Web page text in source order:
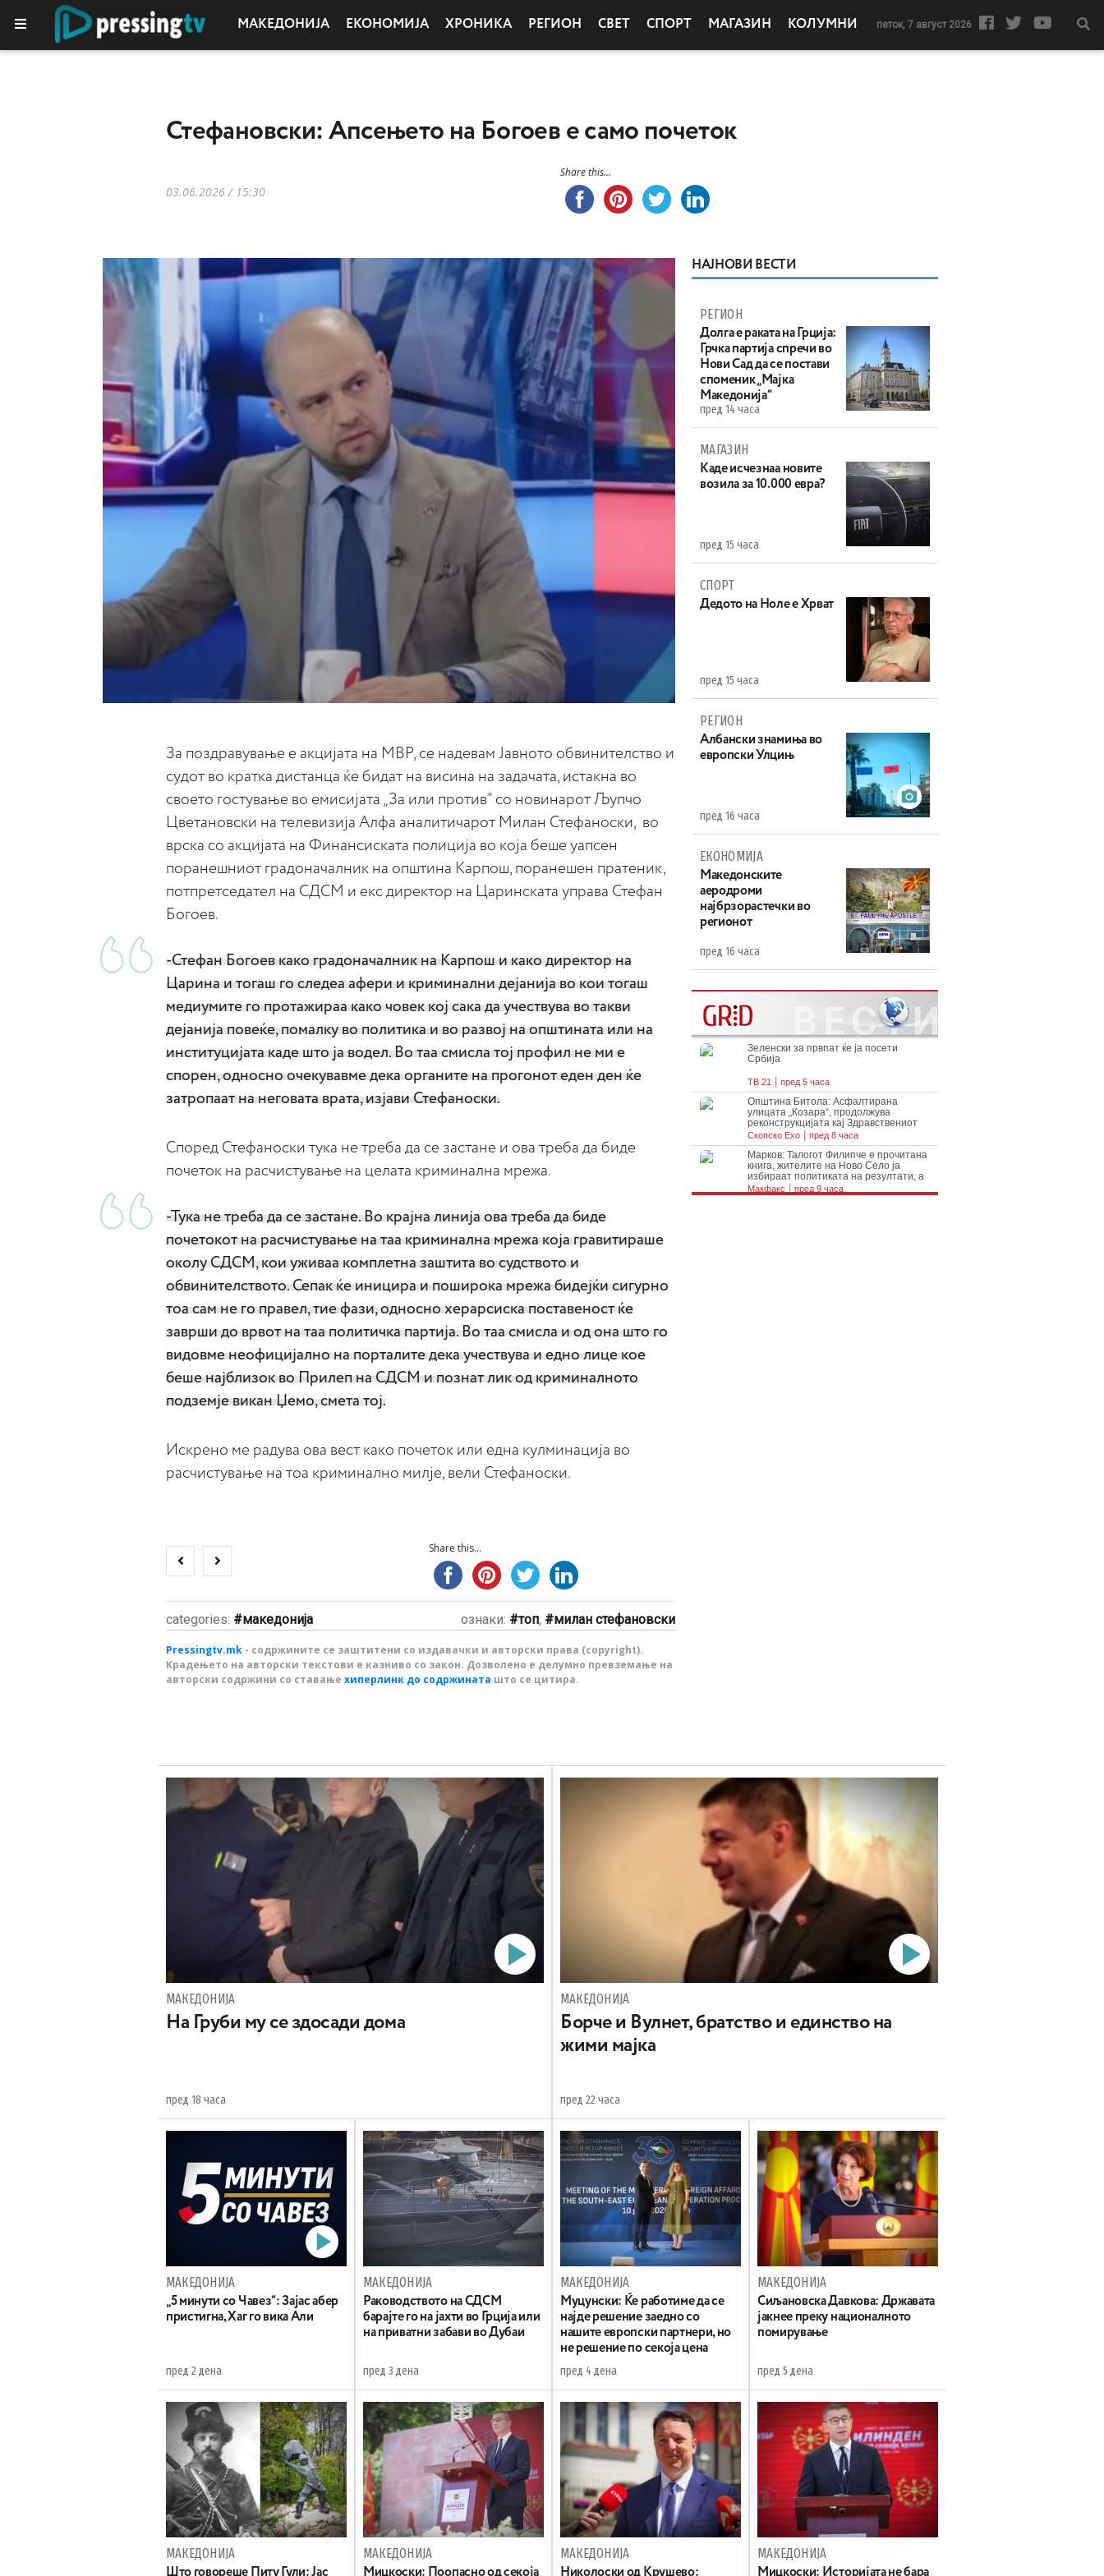
МАКЕДОНИЈА ЕКОНОМИЈА ХРОНИКА РЕГИОН СВЕТ СПОРТ МАГАЗИН КОЛУМНИ петок, 7 август 2026
Стефановски: Апсењето на Богоев е само почеток
03.06.2026 / 15:30
Share this...
За поздравување е акцијата на МВР, се надевам Јавното обвинителство и
судот во кратка дистанца ќе бидат на висина на задачата, истакна во
своето гостување во емисијата „За или против“ со новинарот Љупчо
Цветановски на телевизија Алфа аналитичарот Милан Стефаноски, во
врска со акцијата на Финансиската полиција во која беше уапсен
поранешниот градоначалник на општина Карпош, поранешен пратеник,
потпретседател на СДСМ и екс директор на Царинската управа Стефан
Богоев.
-Стефан Богоев како градоначалник на Карпош и како директор на
Царина и тогаш го следеа афери и криминални дејанија во кои тогаш
медиумите го протажираа како човек кој сака да учествува во такви
дејанија повеќе, помалку во политика и во развој на општината или на
институцијата каде што ја водел. Во таа смисла тој профил не ми е
спорен, односно очекувавме дека органите на прогонот еден ден ќе
затропаат на неговата врата, изјави Стефаноски.
Според Стефаноски тука не треба да се застане и ова треба да биде
почеток на расчистување на целата криминална мрежа.
-Тука не треба да се застане. Во крајна линија ова треба да биде
почетокот на расчистување на таа криминална мрежа која гравитираше
околу СДСМ, кои уживаа комплетна заштита во судството и
обвинителството. Сепак ќе иницира и поширока мрежа бидејќи сигурно
тоа сам не го правел, тие фази, односно херарсиска поставеност ќе
заврши до врвот на таа политичка партија. Во таа смисла и од она што го
видовме неофицијално на порталите дека учествува и едно лице кое
беше најблизок во Прилеп на СДСМ и познат лик од криминалното
подземје викан Џемо, смета тој.
Искрено ме радува ова вест како почеток или една кулминација во
расчистување на тоа криминално милје, вели Стефаноски.
Share this...
categories: македонија ознаки: топ, милан стефановски
Pressingtv.mk - содржините се заштитени со издавачки и авторски права (copyright).
Крадењето на авторски текстови е казниво со закон. Дозволено е делумно превземање на
авторски содржини со ставање хиперлинк до содржината што се цитира.
НАЈНОВИ ВЕСТИ
РЕГИОН
Долга е раката на Грција:
Грчка партија спречи во
Нови Сад да се постави
споменик „Мајка
Македонија“
пред 14 часа
МАГАЗИН
Каде исчезнаа новите
возила за 10.000 евра?
пред 15 часа
СПОРТ
Дедото на Ноле е Хрват
пред 15 часа
РЕГИОН
Aлбански знамиња во
европски Улцињ
пред 16 часа
ЕКОНОМИЈА
Maкедонските
аеродроми
најбрзорастечки во
регионот
пред 16 часа
МАКЕДОНИЈА
На Груби му се здосади дома
пред 18 часа
МАКЕДОНИЈА
Борче и Вулнет, братство и единство на
жими мајка
пред 22 часа
МАКЕДОНИЈА
„5 минути со Чавез“: Зајас абер
пристигна, Хаг го вика Али
пред 2 дена
МАКЕДОНИЈА
Раководството на СДСМ
барајте го на јахти во Грција или
на приватни забави во Дубаи
пред 3 дена
МАКЕДОНИЈА
Муцунски: Ќе работиме да се
најде решение заедно со
нашите европски партнери, но
не решение по секоја цена
пред 4 дена
МАКЕДОНИЈА
Сиљановска Давкова: Државата
јакнее преку националното
помирување
пред 5 дена
МАКЕДОНИЈА
Што говореше Питу Гули: Јас
МАКЕДОНИЈА
Мицкоски: Поопасно од секоја
МАКЕДОНИЈА
Николоски од Крушево:
МАКЕДОНИЈА
Мицкоски: Историјата не бара